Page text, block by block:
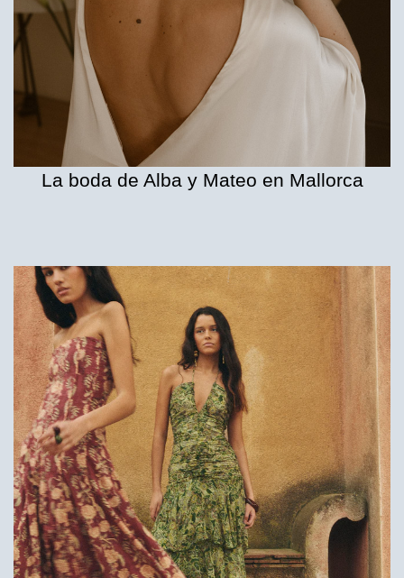
La boda de Alba y Mateo en Mallorca